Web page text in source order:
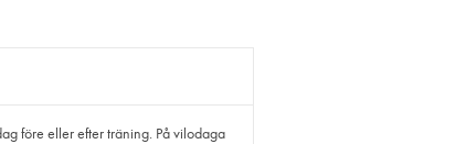
före eller efter träning. På vilodaga